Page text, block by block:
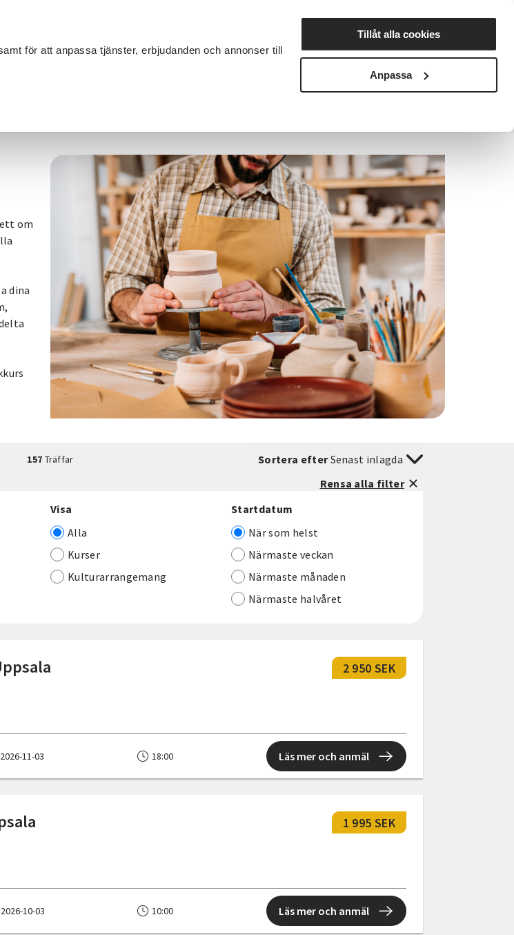
för att anpassa tjänster, erbjudanden och annonser till
Tillåt alla cookies
Anpassa
Nyheter Avdelningar
om
dina
157 Träffar Sortera efterSenast inlagda
Rensa alla filter
Visa
Alla
Kurser
Kulturarrangemang
Startdatum
När som helst
Närmaste veckan
Närmaste månaden
Närmaste halvåret
2 950 SEK
11-03 18:00 Läs mer och anmäl
1 995 SEK
10-03 10:00 Läs mer och anmäl